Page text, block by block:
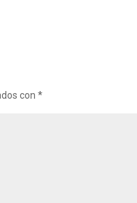
con*